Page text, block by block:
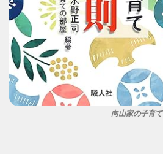
向山家の子育て